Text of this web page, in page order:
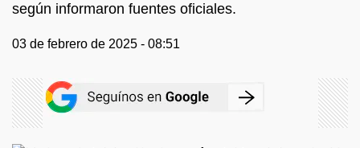
según informaron fuentes oficiales.
03 de febrero de 2025 - 08:51